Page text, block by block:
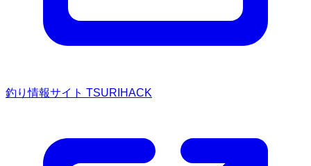
釣り情報サイト TSURIHACK